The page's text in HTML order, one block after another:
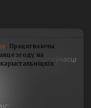
каштоўнасці
. Працягваючы
згоду на
карыстальніцкіх